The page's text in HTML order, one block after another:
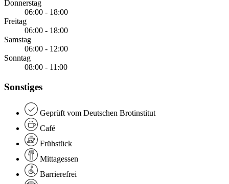
Donnerstag
06:00 - 18:00
Freitag
06:00 - 18:00
Samstag
06:00 - 12:00
Sonntag
08:00 - 11:00
Sonstiges
Geprüft vom Deutschen Brotinstitut
Café
Frühstück
Mittagessen
Barrierefrei